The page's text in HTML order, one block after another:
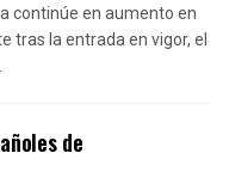
continúe en aumento en
tras la entrada en vigor, el
de